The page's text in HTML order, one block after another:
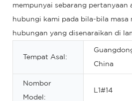
mempunyai sebarang pertanyaan
hubungi kami pada bila-bila masa
hubungan yang disenaraikan di
Tempat Asal:
China
Nombor
Model:
L1#14